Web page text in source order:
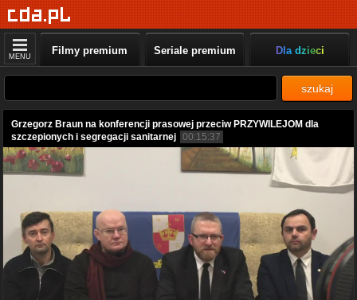
MENU Filmy premium Seriale premium Dla dzieci
szukaj
Grzegorz Braun na konferencji prasowej przeciw PRZYWILEJOM dla
szczepionych i segregacji sanitarnej 00:15:37